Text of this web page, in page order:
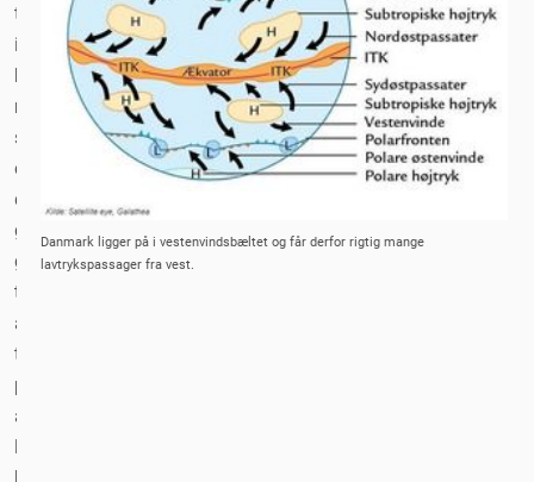
Danmark ligger på i vestenvindsbæltet og får derfor rigtig mange
lavtrykspassager fra vest.
tiden
i
klimaforskningens
resultater,
så
er
der
god
grund
til
at
tro
på
at
lavtrykkenes